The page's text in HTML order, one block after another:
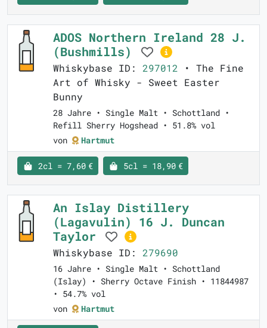
ADOS Northern Ireland 28 J.
(Bushmills)
Whiskybase ID: 297012 • The Fine
Art of Whisky - Sweet Easter
Bunny
28 Jahre • Single Malt • Schottland •
Refill Sherry Hogshead • 51.8% vol
von
Hartmut
2cl = 7,60 € 5cl = 18,90 €
An Islay Distillery
(Lagavulin) 16 J. Duncan
Taylor
Whiskybase ID: 279690
16 Jahre • Single Malt • Schottland
(Islay) • Sherry Octave Finish • 11844987
• 54.7% vol
von
Hartmut